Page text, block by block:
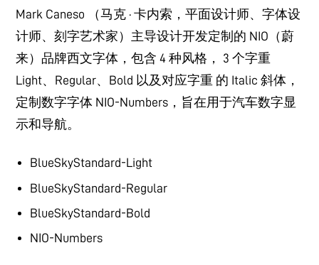
Mark Caneso （马克 · 卡内索，平面设计师、字体设
计师、刻字艺术家）主导设计开发定制的 NIO（蔚
来）品牌西文字体，包含 4 种风格， 3 个字重
Light、Regular、Bold 以及对应字重 的 Italic 斜体，
定制数字字体 NIO-Numbers，旨在用于汽车数字显
示和导航。
BlueSkyStandard-Light
BlueSkyStandard-Regular
BlueSkyStandard-Bold
NIO-Numbers